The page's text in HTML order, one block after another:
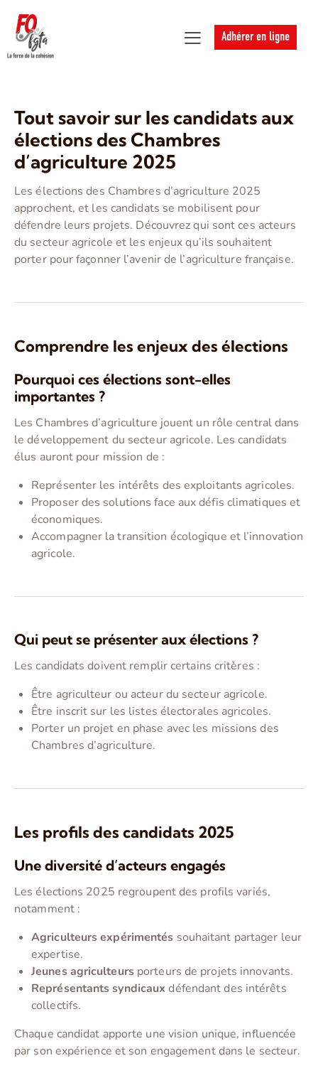
Adhérer en ligne
Tout savoir sur les candidats aux
élections des Chambres
d’agriculture 2025
Les élections des Chambres d’agriculture 2025
approchent, et les candidats se mobilisent pour
défendre leurs projets. Découvrez qui sont ces acteurs
du secteur agricole et les enjeux qu’ils souhaitent
porter pour façonner l’avenir de l’agriculture française.
Comprendre les enjeux des élections
Pourquoi ces élections sont-elles
importantes ?
Les Chambres d’agriculture jouent un rôle central dans
le développement du secteur agricole. Les candidats
élus auront pour mission de :
Représenter les intérêts des exploitants agricoles.
Proposer des solutions face aux défis climatiques et
économiques.
Accompagner la transition écologique et l’innovation
agricole.
Qui peut se présenter aux élections ?
Les candidats doivent remplir certains critères :
Être agriculteur ou acteur du secteur agricole.
Être inscrit sur les listes électorales agricoles.
Porter un projet en phase avec les missions des
Chambres d’agriculture.
Les profils des candidats 2025
Une diversité d’acteurs engagés
Les élections 2025 regroupent des profils variés,
notamment :
Agriculteurs expérimentés souhaitant partager leur
expertise.
Jeunes agriculteursporteurs de projets innovants.
Représentants syndicaux défendant des intérêts
collectifs.
Chaque candidat apporte une vision unique, influencée
par son expérience et son engagement dans le secteur.